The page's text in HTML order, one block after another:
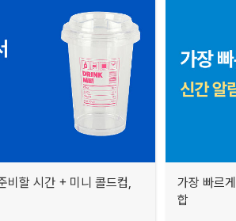
비할 시간 + 미니 콜드컵,
가장 빠르
합